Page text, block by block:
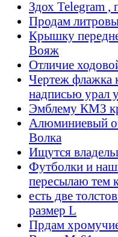
Здох Telegram ,
Продам
Крышку
Вояж
Отличие
Чертеж флажка
надписью урал
Эмблему КМЗ
Алюминиевый
Волка
Ищутся
Футболки и
пересылаю тем
есть две
размер L
Прдам